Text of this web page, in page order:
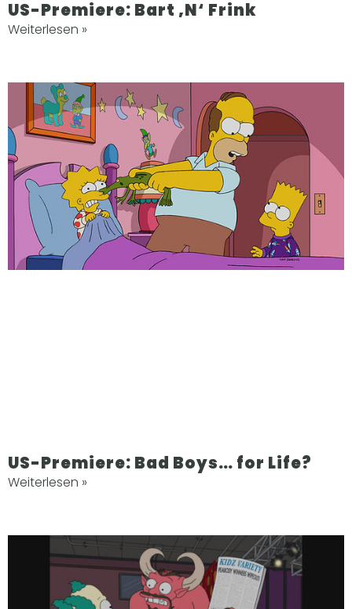
US-Premiere: Bart ‚N‘ Frink
Weiterlesen »
US-Premiere: Bad Boys… for Life?
Weiterlesen »